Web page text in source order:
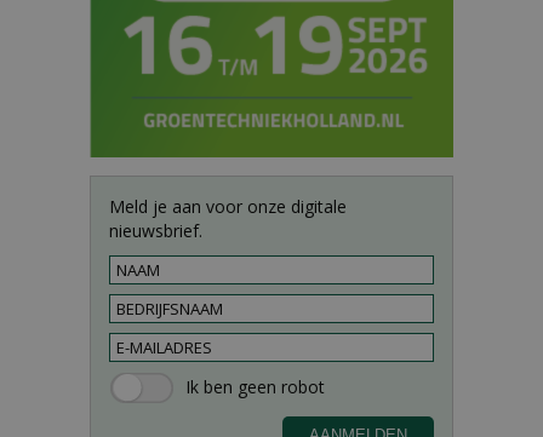
Meld je aan voor onze digitale
nieuwsbrief.